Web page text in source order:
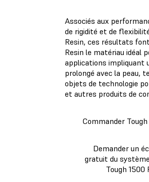
Associés aux
de rigidité et de
Resin, ces résultats
Resin le matériau idéal
applications impliquant
prolongé avec la peau,
objets de technologie
et autres produits de
Commander
Demander un
gratuit du
Tough 1500